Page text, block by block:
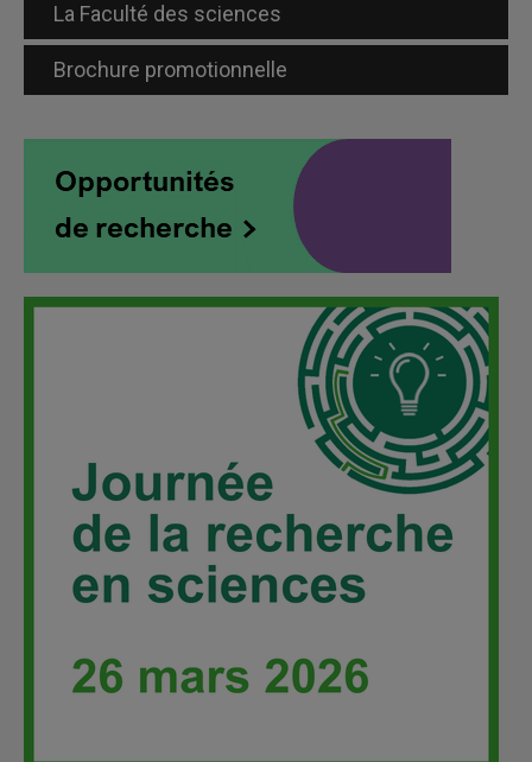
La Faculté des sciences
Brochure promotionnelle